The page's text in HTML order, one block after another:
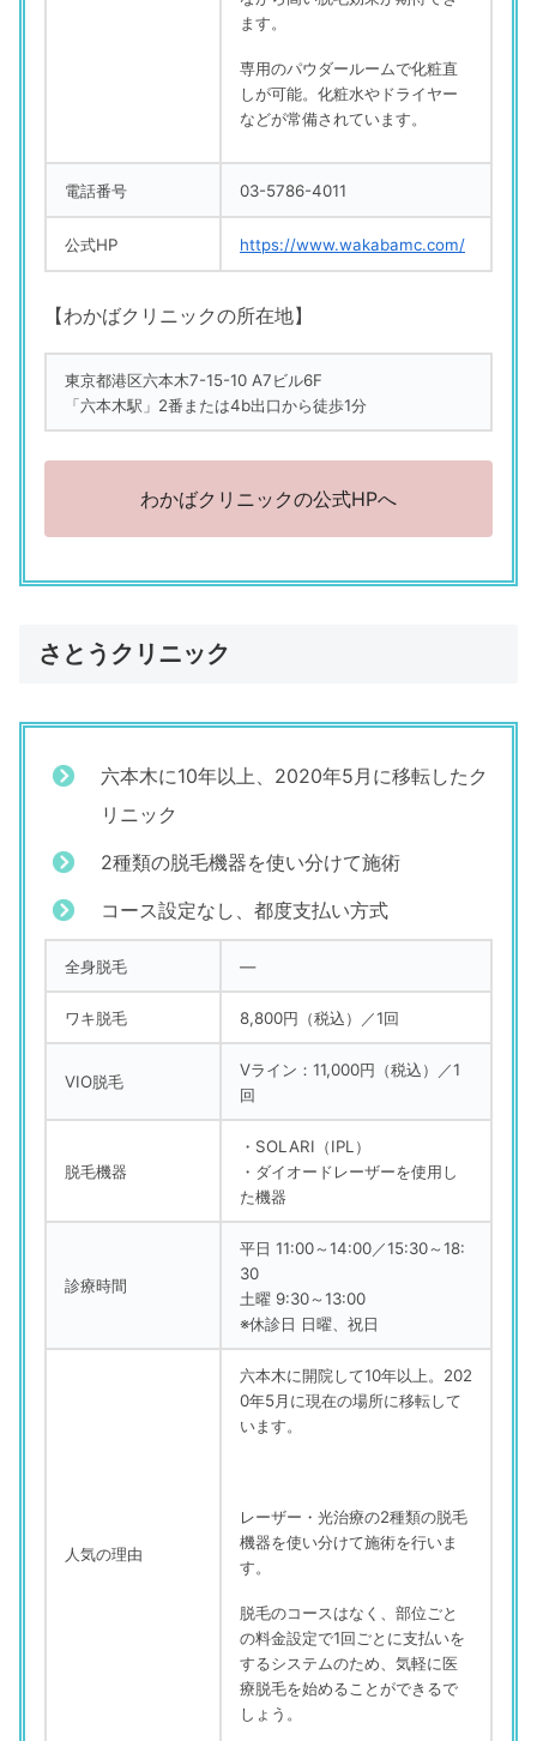
ます。
専用のパウダールームで化粧直
しが可能。化粧水やドライヤー
などが常備されています。
電話番号 03-5786-4011
公式HP https://www.wakabamc.com/
【わかばクリニックの所在地】
東京都港区六本木7-15-10 A7ビル6F
「六本木駅」2番または4b出口から徒歩1分
わかばクリニックの公式HPへ
さとうクリニック
六本木に10年以上、2020年5月に移転したク
リニック
2種類の脱毛機器を使い分けて施術
コース設定なし、都度支払い方式
全身脱毛 ―
ワキ脱毛 8,800円（税込）／1回
VIO脱毛
Vライン：11,000円（税込）／1
回
脱毛機器
・SOLARI（IPL）
・ダイオードレーザーを使用し
た機器
診療時間
平日 11:00～14:00／15:30～18:
30
土曜 9:30～13:00
※休診日 日曜、祝日
人気の理由
六本木に開院して10年以上。202
0年5月に現在の場所に移転して
います。
レーザー・光治療の2種類の脱毛
機器を使い分けて施術を行いま
す。
脱毛のコースはなく、部位ごと
の料金設定で1回ごとに支払いを
するシステムのため、気軽に医
療脱毛を始めることができるで
しょう。